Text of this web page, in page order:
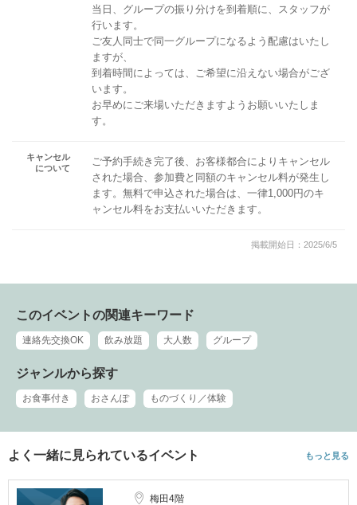
当日、グループの振り分けを到着順に、スタッフが
行います。
ご友人同士で同一グループになるよう配慮はいたし
ますが、
到着時間によっては、ご希望に沿えない場合がござ
います。
お早めにご来場いただきますようお願いいたしま
す。
キャンセル
について
ご予約手続き完了後、お客様都合によりキャンセル
された場合、参加費と同額のキャンセル料が発生し
ます。無料で申込された場合は、一律1,000円のキ
ャンセル料をお支払いいただきます。
掲載開始日：2025/6/5
このイベントの関連キーワード
連絡先交換OK 飲み放題 大人数 グループ
ジャンルから探す
お食事付き おさんぽ ものづくり／体験
よく一緒に見られているイベント もっと見る
梅田4階